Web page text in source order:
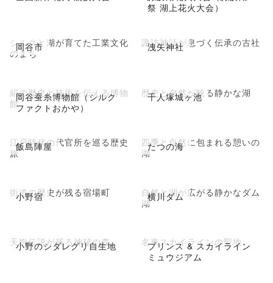
祭 湖上花火大会）
岡谷市
シルクと湖が育てた工業文化
のまち
洩矢神社
諏訪神話が息づく伝承の古社
岡谷蚕糸博物館（シルク
ファクトおかや）
絹の歴史と技術を伝える博物
館
千人塚城ヶ池
歴史と自然が映る静かな湖
飯島陣屋
江戸時代の代官所を巡る歴史
旅
たつの海
四季と自然に包まれる憩いの
湖
小野宿
街道の歴史が残る宿場町 横川ダム
自然と湖が広がる静かなダム
湖
小野のシダレグリ自生地
天狗伝説が残る神秘の森
プリンス & スカイライン
ミュウジアム
名車スカイラインの聖地